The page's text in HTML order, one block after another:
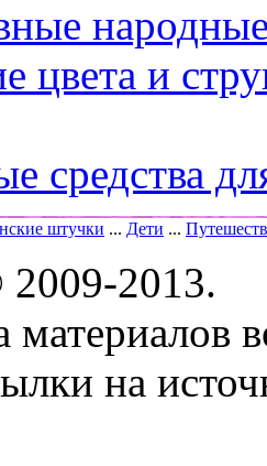
цвета и
средства
штучки ... Дети ...
2013.
материалов
на